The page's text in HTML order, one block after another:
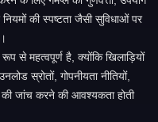
की स्पष्टता जैसी सुविधाओं पर
से महत्वपूर्ण है, क्योंकि खिलाड़ियों
स्रोतों, गोपनीयता नीतियों,
की जांच करने की आवश्यकता होती